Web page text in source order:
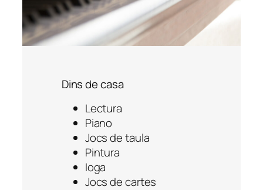
Dins de casa
Lectura
Piano
Jocs de taula
Pintura
Ioga
Jocs de cartes